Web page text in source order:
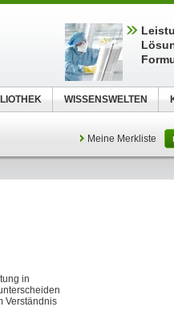
Meine Merkliste
in
Verständnis
WISSENSWELTEN